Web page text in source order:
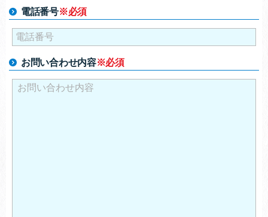
電話番号※必須
お問い合わせ内容※必須